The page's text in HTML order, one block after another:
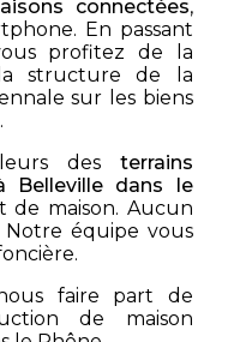
connectées,
En passant
profitez de la
structure de la
sur les biens
des terrains
Belleville dans le
de maison. Aucun
équipe vous
faire part de
de maison